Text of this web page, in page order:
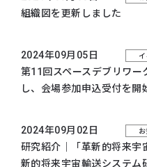
組織図を更新しました
2024年09月05日
第11回スペースデブリワー
し、会場参加申込受付を開
2024年09月02日
研究紹介｜ 「革新的将来宇
新的将来宇宙輸送システム